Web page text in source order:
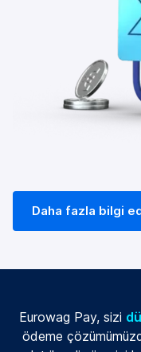
Daha fazla bilgi
Eurowag Pay, sizi
ödeme